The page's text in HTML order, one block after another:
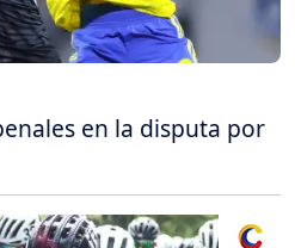
en la disputa por